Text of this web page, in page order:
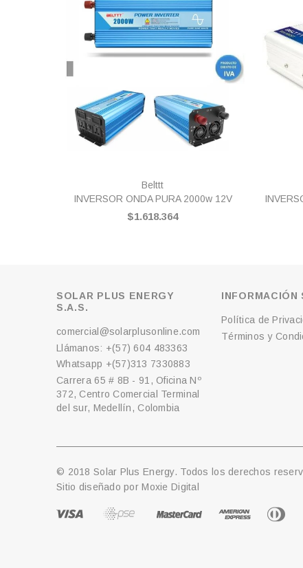
Belttt
INVERSOR ONDA PURA 2000w 12V
$1.618.364
SOLAR PLUS ENERGY
S.A.S.
comercial@solarplusonline.com
Llámanos: +(57) 604 483363
Whatsapp +(57)313 7330883
Carrera 65 # 8B - 91, Oficina Nº
372, Centro Comercial Terminal
del sur, Medellín, Colombia
INFORMACIÓN
Política de
Términos y
© 2018 Solar Plus Energy. Todos los derechos
Sitio diseñado porMoxie Digital